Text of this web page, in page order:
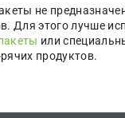
не
Для этого лучше
или
продуктов.